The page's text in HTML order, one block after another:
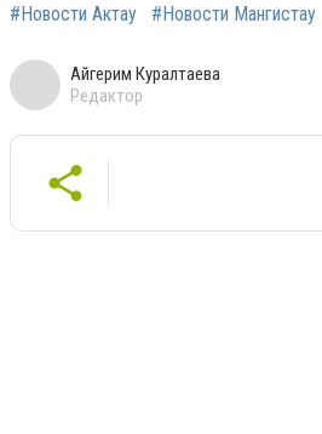
#Новости Актау #Новости Мангистау
Айгерим Куралтаева
Редактор